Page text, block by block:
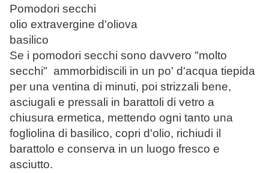
Pomodori secchi
olio extravergine d'oliova
basilico
Se i pomodori secchi sono davvero "molto
secchi" ammorbidiscili in un po' d'acqua tiepida
per una ventina di minuti, poi strizzali bene,
asciugali e pressali in barattoli di vetro a
chiusura ermetica, mettendo ogni tanto una
fogliolina di basilico, copri d'olio, richiudi il
barattolo e conserva in un luogo fresco e
asciutto.